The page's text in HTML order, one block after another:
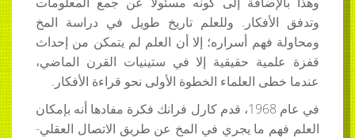
وتدفق الأفكار. وللعلم تاريخ طويل في دراسة المخ
ومحاولة فهم أسراره؛ إلا أن العلم لم يتمكن من إحداث
قفزة علمية حقيقية إلا في ستينيات القرن الماضي،
عندما خطى العلماء الخطوة الأولى نحو قراءة الأفكار.
في عام 1968، قدم كارل فرانك فكرة مفادها أنه بإمكان
العلم فهم ما يجري في المخ عن طريق الاتصال العقلي-